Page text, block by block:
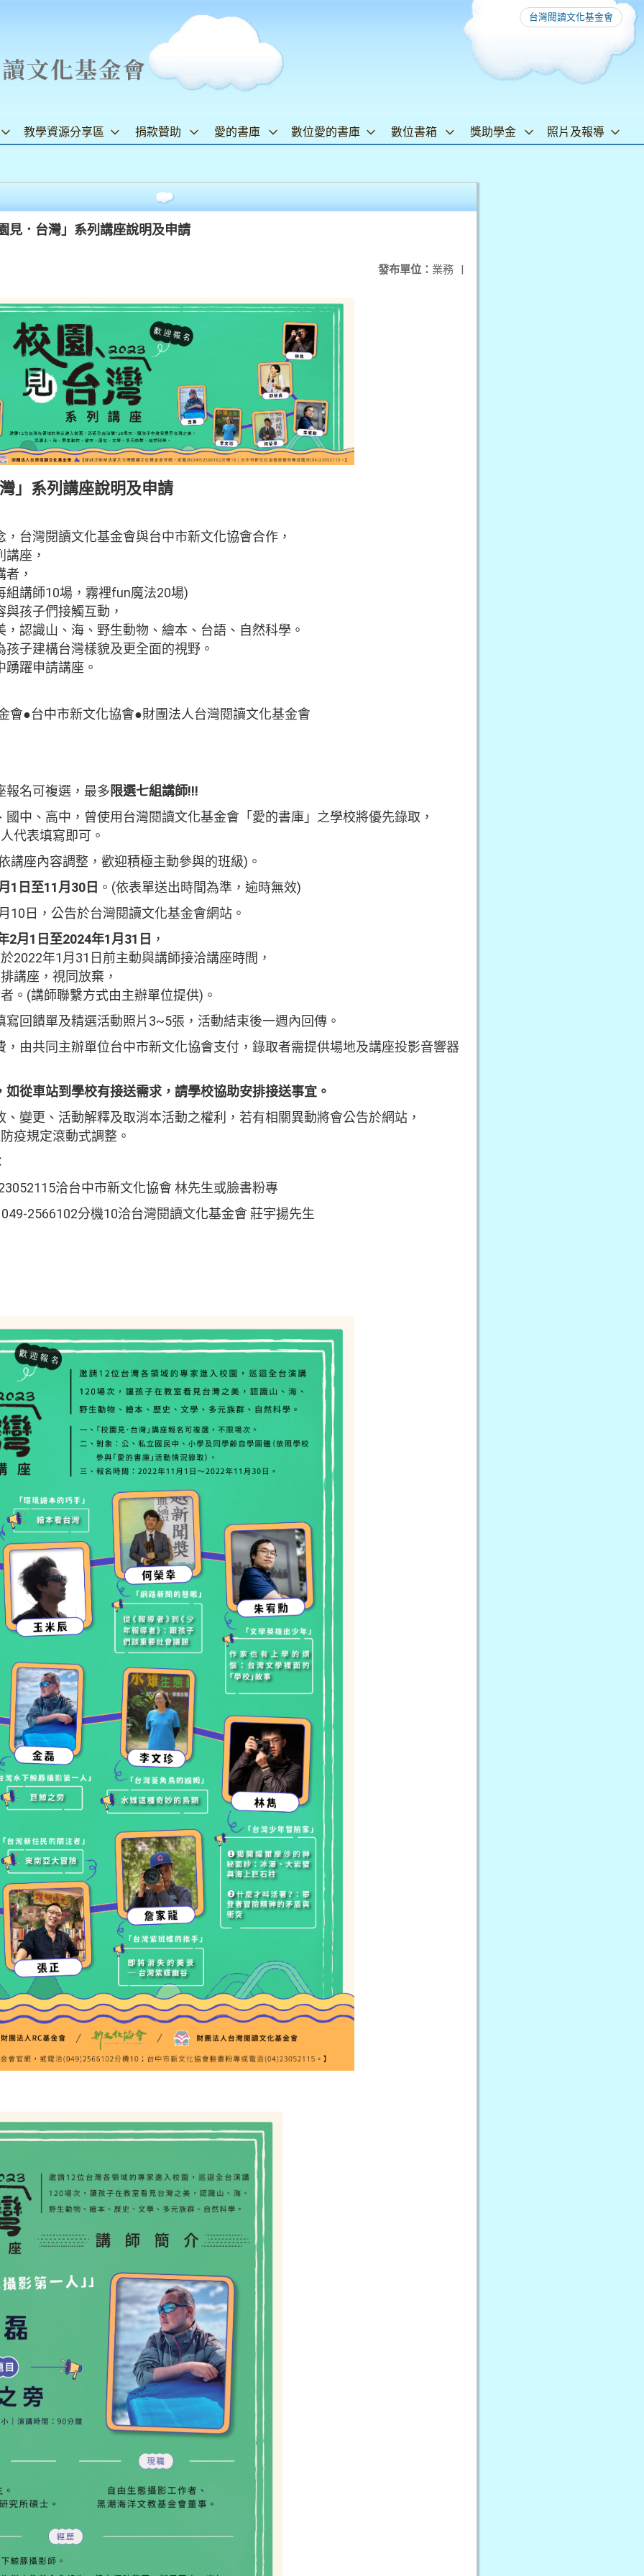
台灣閱讀文化基金會
教學資源分享區 捐款贊助 愛的書庫 數位愛的書庫 數位書箱 獎助學金 照片及報導
見．台灣」系列講座說明及申請
發布單位： 業務 |
」系列講座說明及申請
台灣閱讀文化基金會與台中市新文化協會合作，
座，
，
組講師10場，霧裡fun魔法20場)
孩子們接觸互動，
認識山、海、野生動物、繪本、台語、自然科學。
子建構台灣樣貌及更全面的視野。
躍申請講座。
會●台中市新文化協會●財團法人台灣閱讀文化基金會
報名可複選，最多限選七組講師!!!
中、高中，曾使用台灣閱讀文化基金會「愛的書庫」之學校將優先錄取，
表填寫即可。
講座內容調整，歡迎積極主動參與的班級)。
1日至11月30日 。(依表單送出時間為準，逾時無效)
10日，公告於台灣閱讀文化基金會網站。
2月1日至2024年1月31日 ，
年1月31日前主動與講師接洽講座時間，
座，視同放棄，
(講師聯繫方式由主辦單位提供)。
回饋單及精選活動照片3~5張，活動結束後一週內回傳。
，由共同主辦單位台中市新文化協會支付，錄取者需提供場地及講座投影音響器
如從車站到學校有接送需求，請學校協助安排接送事宜 。
、變更、活動解釋及取消本活動之權利，若有相關異動將會公告於網站，
規定滾動式調整。
洽台中市新文化協會 林先生或臉書粉專
2566102分機10洽台灣閱讀文化基金會 莊宇揚先生